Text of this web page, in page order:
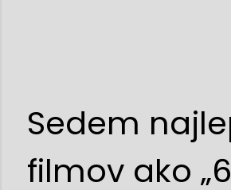
Sedem
filmov ako „6